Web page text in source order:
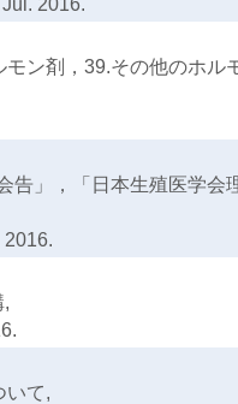
2016.
ン剤，39.その他のホル
告」，「日本生殖医学会
2016.
,
いて,